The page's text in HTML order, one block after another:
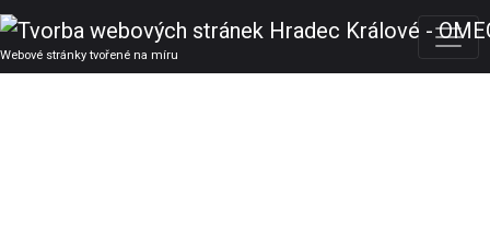
Webové stránky tvořené na míru